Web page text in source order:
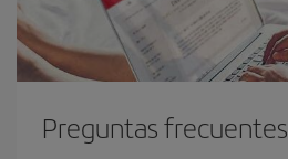
Preguntas frecuentes